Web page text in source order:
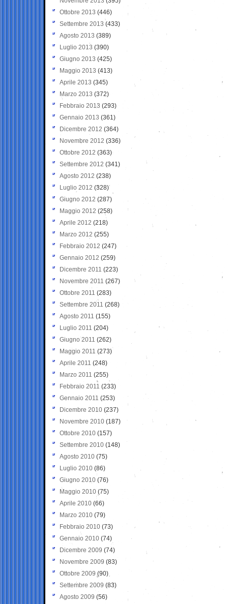
Ottobre 2013 (446)
Settembre 2013 (433)
Agosto 2013 (389)
Luglio 2013 (390)
Giugno 2013 (425)
Maggio 2013 (413)
Aprile 2013 (345)
Marzo 2013 (372)
Febbraio 2013 (293)
Gennaio 2013 (361)
Dicembre 2012 (364)
Novembre 2012 (336)
Ottobre 2012 (363)
Settembre 2012 (341)
Agosto 2012 (238)
Luglio 2012 (328)
Giugno 2012 (287)
Maggio 2012 (258)
Aprile 2012 (218)
Marzo 2012 (255)
Febbraio 2012 (247)
Gennaio 2012 (259)
Dicembre 2011 (223)
Novembre 2011 (267)
Ottobre 2011 (283)
Settembre 2011 (268)
Agosto 2011 (155)
Luglio 2011 (204)
Giugno 2011 (262)
Maggio 2011 (273)
Aprile 2011 (248)
Marzo 2011 (255)
Febbraio 2011 (233)
Gennaio 2011 (253)
Dicembre 2010 (237)
Novembre 2010 (187)
Ottobre 2010 (157)
Settembre 2010 (148)
Agosto 2010 (75)
Luglio 2010 (86)
Giugno 2010 (76)
Maggio 2010 (75)
Aprile 2010 (66)
Marzo 2010 (79)
Febbraio 2010 (73)
Gennaio 2010 (74)
Dicembre 2009 (74)
Novembre 2009 (83)
Ottobre 2009 (90)
Settembre 2009 (83)
Agosto 2009 (56)